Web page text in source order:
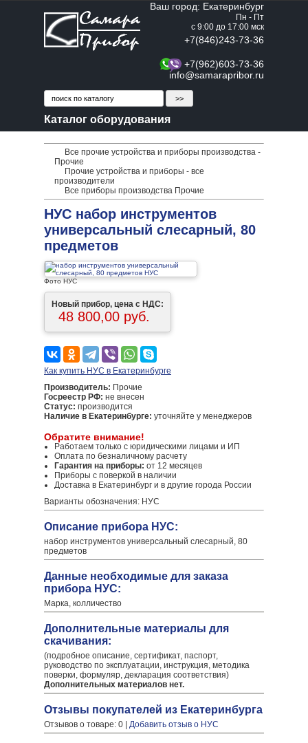
Ваш город: Екатеринбург
Пн - Пт
с 9:00 до 17:00 мск
+7(846)243-73-36
+7(962)603-73-36
info@samarapribor.ru
Каталог оборудования
Все прочие устройства и приборы производства -
Прочие
Прочие устройства и приборы - все
производители
Все приборы производства Прочие
НУС набор инструментов
универсальный слесарный, 80
предметов
Фото НУС
Новый прибор, цена с НДС:
48 800,00 руб.
Как купить НУС в Екатеринбурге
Производитель: Прочие
Госреестр РФ: не внесен
Статус: производится
Наличие в Екатеринбурге: уточняйте у менеджеров
Обратите внимание!
Работаем только с юридическими лицами и ИП
Оплата по безналичному расчету
Гарантия на приборы: от 12 месяцев
Приборы с поверкой в наличии
Доставка в Екатеринбург и в другие города России
Варианты обозначения: НУС
Описание прибора НУС:
набор инструментов универсальный слесарный, 80
предметов
Данные необходимые для заказа
прибора НУС:
Марка, колличество
Дополнительные материалы для
скачивания:
(подробное описание, сертификат, паспорт,
руководство по эксплуатации, инструкция, методика
поверки, формуляр, декларация соответствия)
Дополнительных материалов нет.
Отзывы покупателей из Екатеринбурга
Отзывов о товаре: 0 | Добавить отзыв о НУС